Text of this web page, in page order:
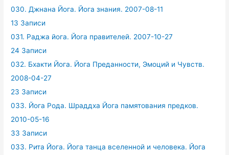
030. Джнана Йога. Йога знания. 2007-08-11
13 Записи
031. Раджа йога. Йога правителей. 2007-10-27
24 Записи
032. Бхакти Йога. Йога Преданности, Эмоций и Чувств.
2008-04-27
23 Записи
033. Йога Рода. Шраддха Йога памятования предков.
2010-05-16
33 Записи
033. Рита Йога. Йога танца вселенной и человека. Йога